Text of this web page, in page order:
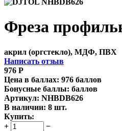
Фреза
акрил (оргстекло), МДФ, ПВХ
Написать отзыв
976 Р
Цена в баллах: 976 баллов
Бонусные баллы: баллов
Артикул: NHBDB626
В наличии: 8 шт.
Купить:
+
−